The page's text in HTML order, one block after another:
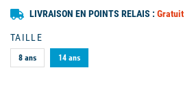
LIVRAISON EN POINTS RELAIS : Gratuit
TAILLE
8 ans 14 ans